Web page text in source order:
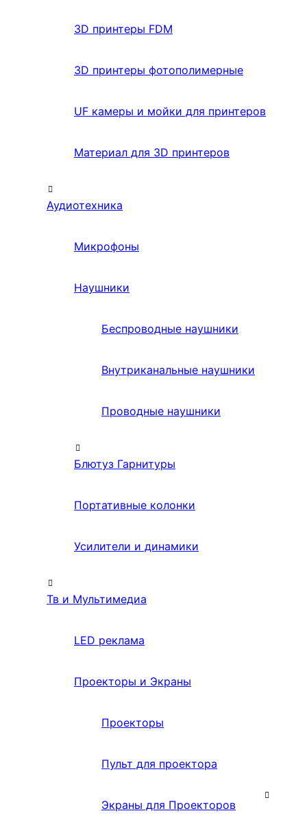
3D принтеры FDM
3D принтеры фотополимерные
UF камеры и мойки для принтеров
Материал для 3D принтеров
Аудиотехника
Микрофоны
Наушники
Беспроводные наушники
Внутриканальные наушники
Проводные наушники
Блютуз Гарнитуры
Портативные колонки
Усилители и динамики
Тв и Мультимедиа
LED реклама
Проекторы и Экраны
Проекторы
Пульт для проектора
Экраны для Проекторов